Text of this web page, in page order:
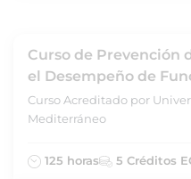
Curso de Prevención
el Desempeño de
Curso Acreditado por
Mediterráneo
125 horas 5 Créditos